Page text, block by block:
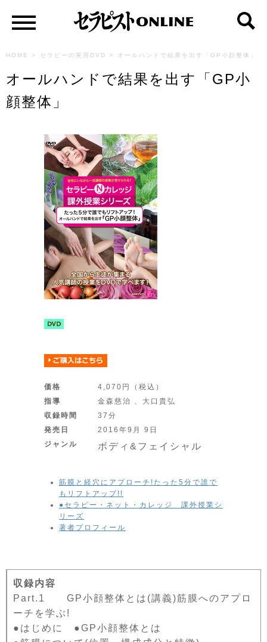
HOME > セラピーの実用DVD > オールハンドで結果を出す「GP小顔整体」
オールハンドで結果を出す「GP小
顔整体」
価格
4,070円（税込）
指導
金森慈治 、大口貴弘
収録時間
37分
発売日
2016年9月 9日
ジャンル
ボディ&フェイシャル
筋膜と経穴にアプローチ!たった5分で誰で
もリフトアップ!!
●セラピー・ネット・カレッジ 課外授業シ
リーズ
著者プロフィール
収録内容
Part.1 GP小顔整体とは(講義)筋膜へのアプロ
ーチを学ぶ!
●はじめに ●GP小顔整体とは